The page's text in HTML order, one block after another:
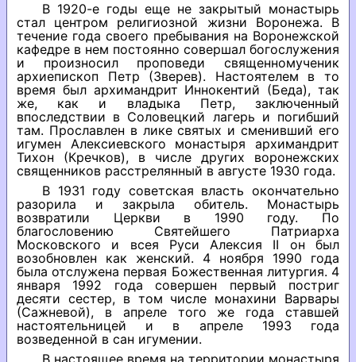
В 1920-е годы еще не закрытый монастырь
стал центром религиозной жизни Воронежа. В
течение года своего пребывания на Воронежской
кафедре в нем постоянно совершал богослужения
и произносил проповеди священномученик
архиепископ Петр (Зверев). Настоятелем в то
время был архимандрит Иннокентий (Беда), так
же, как и владыка Петр, заключенный
впоследствии в Соловецкий лагерь и погибший
там. Прославлен в лике святых и сменивший его
игумен Алексиевского монастыря архимандрит
Тихон (Кречков), в числе других воронежских
священников расстрелянный в августе 1930 года.
В 1931 году советская власть окончательно
разорила и закрыла обитель. Монастырь
возвратили Церкви в 1990 году. По
благословению Святейшего Патриарха
Московского и всея Руси Алексия II он был
возобновлен как женский. 4 ноября 1990 года
была отслужена первая Божественная литургия. 4
января 1992 года совершен первый постриг
десяти сестер, в том числе монахини Варвары
(Сажневой), в апреле того же года ставшей
настоятельницей и в апреле 1993 года
возведенной в сан игумении.
В настоящее время на территории монастыря